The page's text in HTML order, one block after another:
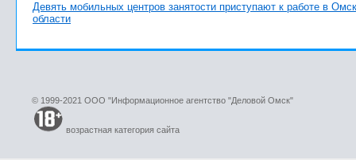
Девять мобильных центров занятости приступают к работе в
области
© 1999-2021 ООО "Информационное агентство "Деловой Омск"
возрастная категория сайта